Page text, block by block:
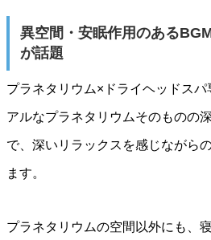
異空間・安眠作用のある
が話題
プラネタリウム×ドライヘッドスパ
アルなプラネタリウムそのものの
で、深いリラックスを感じながら
ます。
プラネタリウムの空間以外にも、